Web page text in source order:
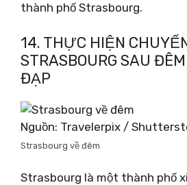
thành phố Strasbourg.
14. THỰC HIỆN
STRASBOURG SAU
ĐẠP
Nguồn: Travelerpix /
Strasbourg về đêm
Strasbourg là một thành phố